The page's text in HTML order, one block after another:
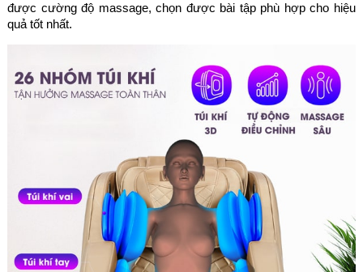
được cường độ massage, chọn được bài tập phù hợp cho hiệu
quả tốt nhất.